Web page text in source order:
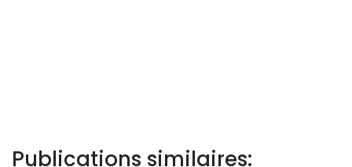
Publications similaires: